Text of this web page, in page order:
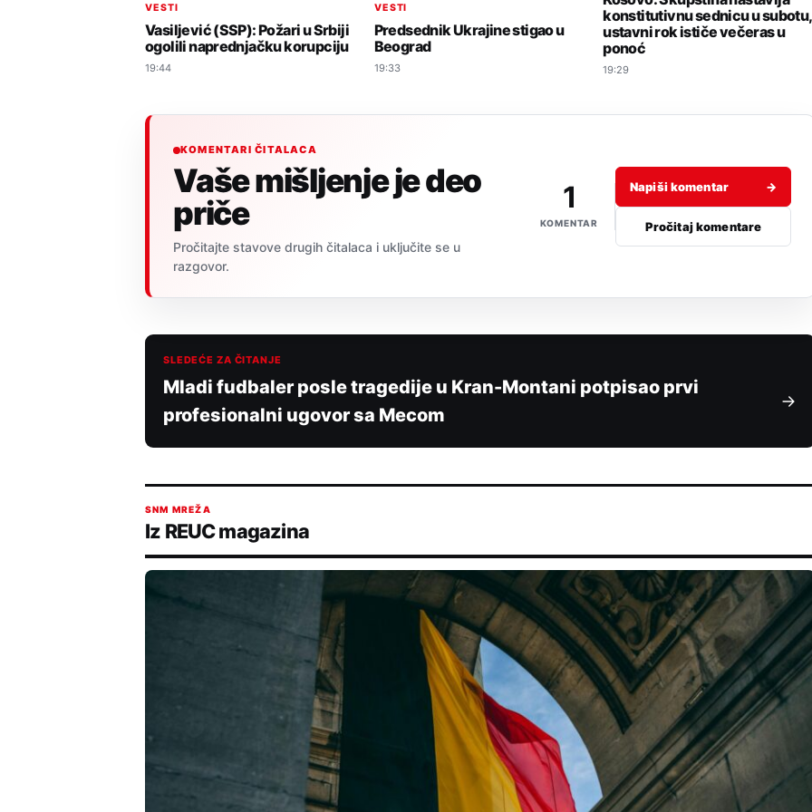
VESTI
Vasiljević (SSP): Požari u Srbiji
ogolili naprednjačku korupciju
19:44
VESTI
Predsednik Ukrajine stigao u
Beograd
19:33
konstitutivnu sednicu u subotu,
ustavni rok ističe večeras u
ponoć
19:29
KOMENTARI ČITALACA
Vaše mišljenje je deo
priče
Pročitajte stavove drugih čitalaca i uključite se u
razgovor.
1
KOMENTAR
Napiši komentar →
Pročitaj komentare
SLEDEĆE ZA ČITANJE
Mladi fudbaler posle tragedije u Kran-Montani potpisao prvi
profesionalni ugovor sa Mecom
SNM MREŽA
Iz REUC magazina